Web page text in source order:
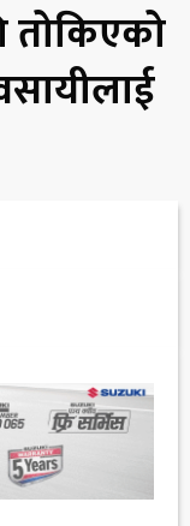
तोकिएको